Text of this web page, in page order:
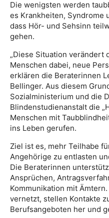
Die wenigsten werden
es Krankheiten, Syndrome
dass Hör- und Sehsinn
gehen.
„Diese Situation verändert
Menschen dabei, neue
erklären die Beraterinnen
Bellinger. Aus diesem
Sozialministerium und die
Blindenstudienanstalt die
Menschen mit
ins Leben gerufen.
Ziel ist es, mehr Teilhabe
Angehörige zu entlasten
Die Beraterinnen
Ansprüchen,
Kommunikation mit
vernetzt, stellen Kontakte
Berufsangeboten her und